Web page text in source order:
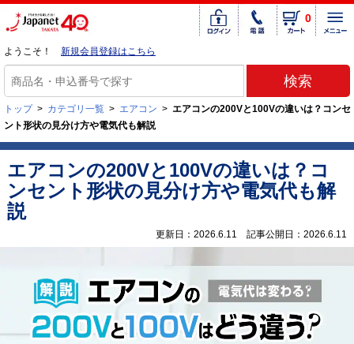
0
ようこそ！ 新規会員登録はこちら
トップ > カテゴリ一覧 > エアコン > エアコンの200Vと100Vの違いは？コンセ
ント形状の見分け方や電気代も解説
エアコンの200Vと100Vの違いは？コ
ンセント形状の見分け方や電気代も解
説
更新日：2026.6.11 記事公開日：2026.6.11